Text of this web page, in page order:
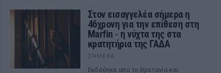
Στον εισαγγελέα σήμερα η
46χρονη για την επίθεση στη
Marfin ‑ η νύχτα της στα
κρατητήρια της ΓΑΔΑ
ΣΉΜΕΡΑ
Εκδόθηκε από τη Βρετανία και